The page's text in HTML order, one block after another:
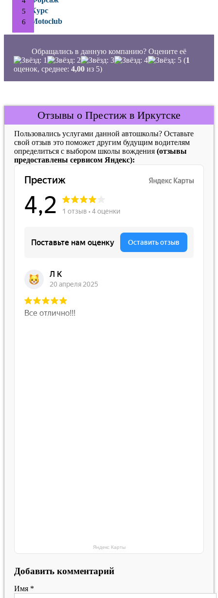
Курс
Motoclub
Обращались в данную компанию? Оцените её
(1
оценок, среднее: 4,00 из 5)
Отзывы о Престиж в Иркутске
Пользовались услугами данной автошколы? Оставьте
свой отзыв это поможет другим будущим водителям
определиться с выбором школы вождения (отзывы
предоставлены сервисом Яндекс):
Яндекс Карты
Добавить комментарий
Имя *